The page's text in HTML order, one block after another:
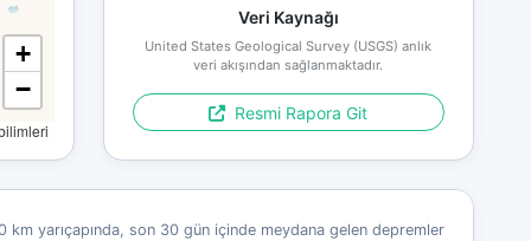
+
−
Veri Kaynağı
United States Geological Survey (USGS) anlık
veri akışından sağlanmaktadır.
Resmi Rapora Git
km yarıçapında, son 30 gün içinde meydana gelen depremler